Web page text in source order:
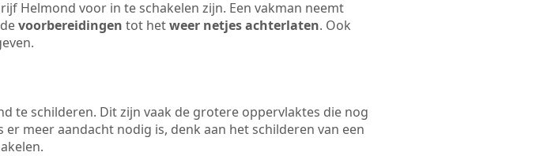
Helmond voor in te schakelen zijn. Een vakman neemt
voorbereidingen tot hetweer netjes achterlaten. Ook
te schilderen. Dit zijn vaak de grotere oppervlaktes die nog
meer aandacht nodig is, denk aan het schilderen van een